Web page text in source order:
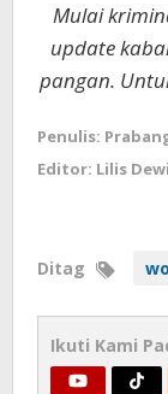
Mulai
update
pangan.
Penulis:
Editor: Lilis Dewi
Ditag
Ikuti Kami